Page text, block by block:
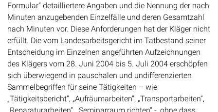
Formular“ detailliertere Angaben und die Nennung der nach
Minuten anzugebenden Einzelfälle und deren Gesamtzahl
nach Minuten vor. Diese Anforderungen hat der Kläger nicht
erfüllt. Die vom Landesarbeitsgericht im Tatbestand seiner
Entscheidung im Einzelnen angeführten Aufzeichnungen
des Klägers vom 28. Juni 2004 bis 5. Juli 2004 erschöpfen
sich überwiegend in pauschalen und undifferenzierten
Sammelbegriffen für seine Tätigkeiten – wie
„Tätigkeitsbericht“, „Aufräumarbeiten“, „Transportarbeiten“,
„Reparaturarbeiten“, „Seminarraum richten“ -, ohne dass